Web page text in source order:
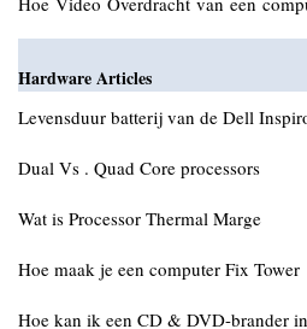
Hardware Articles
Levensduur batterij van de Dell
Dual Vs . Quad Core processors
Wat is Processor Thermal Marge
Hoe maak je een computer Fix Tower
Hoe kan ik een CD & DVD-brander